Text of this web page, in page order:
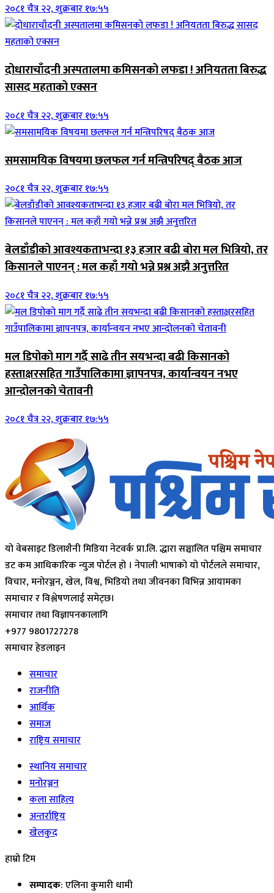
२०८१ चैत्र २२, शुक्रबार १७:५५
दोधाराचाँदनी अस्पतालमा कमिसनको लफडा ! अनियतता बिरुद्ध
सासद महताको एक्सन
२०८१ चैत्र २२, शुक्रबार १७:५५
समसामयिक विषयमा छलफल गर्न मन्त्रिपरिषद् बैठक आज
२०८१ चैत्र २२, शुक्रबार १७:५५
बेलडाँडीको आवश्यकताभन्दा १३ हजार बढी बोरा मल भित्रियो, तर
किसानले पाएनन् : मल कहाँ गयो भन्ने प्रश्न अझै अनुत्तरित
२०८१ चैत्र २२, शुक्रबार १७:५५
मल डिपोको माग गर्दै साढे तीन सयभन्दा बढी किसानको
हस्ताक्षरसहित गाउँपालिकामा ज्ञापनपत्र, कार्यान्वयन नभए
आन्दोलनको चेतावनी
२०८१ चैत्र २२, शुक्रबार १७:५५
यो वेबसाइट डिलाशैनी मिडिया नेटवर्क प्रा.लि. द्धारा सञ्चालित पश्चिम समाचार
डट कम आधिकारिक न्युज पोर्टल हो । नेपाली भाषाको यो पोर्टलले समाचार,
विचार, मनोरञ्जन, खेल, विश्व, भिडियो तथा जीवनका विभिन्न आयामका
समाचार र विश्लेषणलाई समेट्छ।
समाचार तथा विज्ञापनकालागि
+977 9801727278
समाचार हेडलाइन
समाचार
राजनीति
आर्थिक
समाज
राष्ट्रिय समाचार
स्थानिय समाचार
मनोरञ्जन
कला साहित्य
अन्तर्राष्ट्रिय
खेलकुद
हाम्रो टिम
सम्पादक: एलिना कुमारी धामी